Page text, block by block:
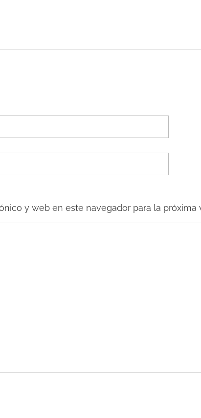
y web en este navegador para la próxima